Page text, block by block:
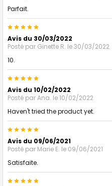
Parfait.
5
Avis du 30/03/2022
Posté par Ginette R. le 30/03/2022
10.
5
Avis du 10/02/2022
Posté parAna. le 10/02/2022
Haven't tried the product yet.
5
Avis du 09/06/2021
Posté par Marie E. le 09/06/2021
Satisfaite.
5